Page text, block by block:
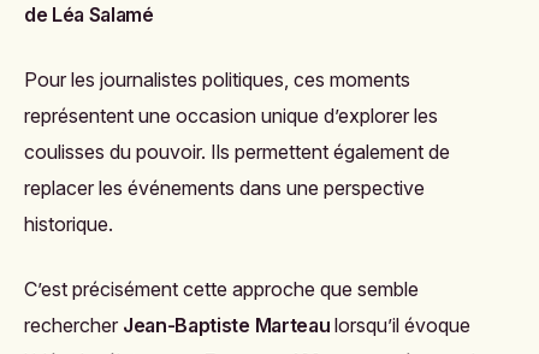
de Léa Salamé
Pour les journalistes politiques, ces moments
représentent une occasion unique d’explorer les
coulisses du pouvoir. Ils permettent également de
replacer les événements dans une perspective
historique.
C’est précisément cette approche que semble
rechercher Jean-Baptiste Marteau lorsqu’il évoque